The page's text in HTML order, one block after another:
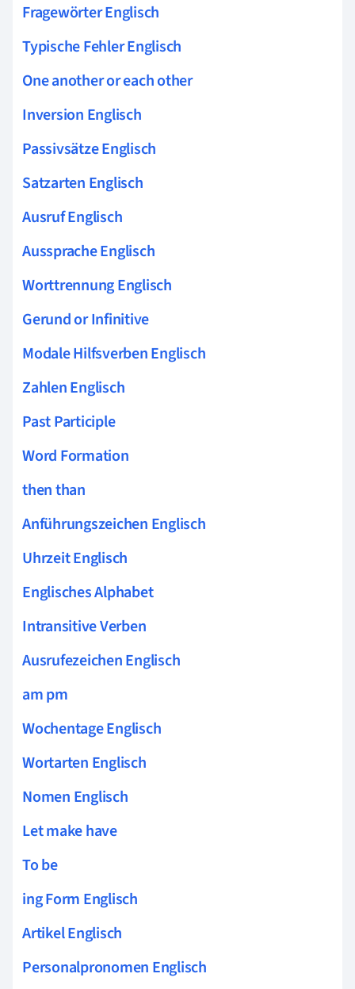
Fragewörter Englisch
Typische Fehler Englisch
One another or each other
Inversion Englisch
Passivsätze Englisch
Satzarten Englisch
Ausruf Englisch
Aussprache Englisch
Worttrennung Englisch
Gerund or Infinitive
Modale Hilfsverben Englisch
Zahlen Englisch
Past Participle
Word Formation
then than
Anführungszeichen Englisch
Uhrzeit Englisch
Englisches Alphabet
Intransitive Verben
Ausrufezeichen Englisch
am pm
Wochentage Englisch
Wortarten Englisch
Nomen Englisch
Let make have
To be
ing Form Englisch
Artikel Englisch
Personalpronomen Englisch